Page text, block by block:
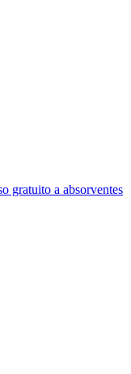
gratuito a absorventes